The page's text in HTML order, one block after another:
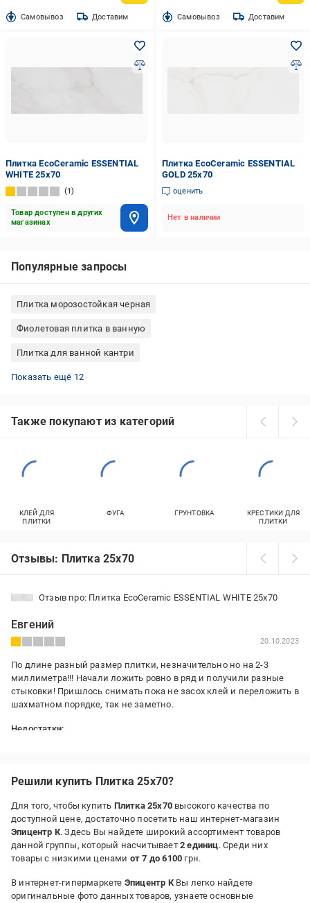
Cамовывоз Доставим Cамовывоз Доставим
Плитка EcoCeramic ESSENTIAL
WHITE 25х70
1
Товар доступен в других
магазинах
Плитка EcoCeramic ESSENTIAL
GOLD 25х70
оценить
Нет в наличии
Популярные запросы
Плитка морозостойкая черная
Фиолетовая плитка в ванную
Плитка для ванной кантри
Классическая плитка для ванной
Плитка Allore Group 47x47 см
Плитка Allore Group 15x60 см
Плитка на кухню на стену
Золотистая плитка в ванную
Красная плитка в ванную
Плитка для стен Allore Group
Плитка для кухни на пол
Желтая плитка в ванную
Синяя плитка в ванную
Оранжевая плитка в кухню
Плитка для ванной комнаты 20х30
Показать ещё 12
Также покупают из категорий
КЛЕЙ ДЛЯ
ПЛИТКИ
ФУГА ГРУНТОВКА
КРЕСТИКИ ДЛЯ
ПЛИТКИ
Отзывы: Плитка 25x70
Отзыв про: Плитка EcoCeramic ESSENTIAL WHITE 25х70
Евгений
20.10.2023
По длине разный размер плитки, незначительно но на 2-3
миллиметра!!! Начали ложить ровно в ряд и получили разные
стыковки! Пришлось снимать пока не засох клей и переложить в
шахматном порядке, так не заметно.
Недостатки:
Решили купить Плитка 25x70?
Для того, чтобы купить Плитка 25x70 высокого качества по
доступной цене, достаточно посетить наш интернет-магазин
Эпицентр К. Здесь Вы найдете широкий ассортимент товаров
данной группы, который насчитывает 2 единиц. Среди них
товары с низкими ценами от 7 до 6100 грн.
В интернет-гипермаркете Эпицентр КВы легко найдете
оригинальные фото данных товаров, узнаете основные